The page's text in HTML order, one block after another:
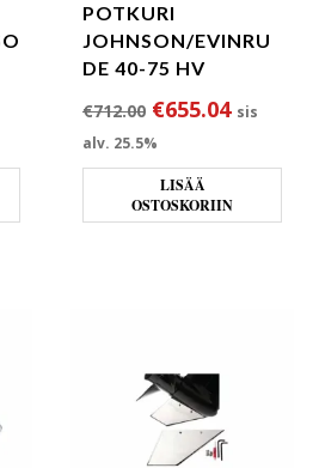
hinta oli: €712.00.
hinta on: €655.04.
POTKURI
JOHNSON/EVINRU
DE 40-75 HV
€712.00 Alkuperäinen
€655.04 sis
alv. 25.5%
LISÄÄ
OSTOSKORIIN